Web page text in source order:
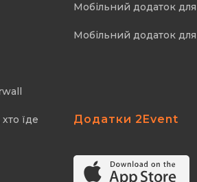
їде
Мобільний додаток
Мобільний додаток
Додатки 2Event